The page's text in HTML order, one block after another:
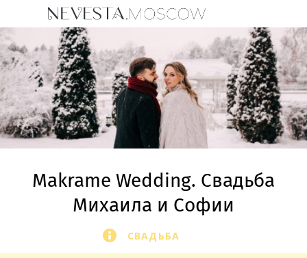
Makrame Wedding. Свадьба
Михаила и Софии
СВАДЬБА